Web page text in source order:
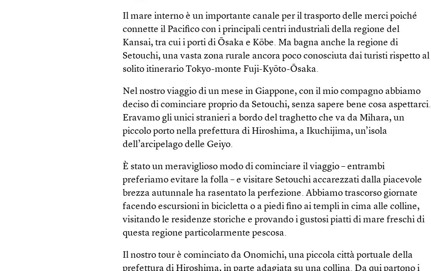
Il mare interno è un importante canale per il trasporto delle merci poiché
connette il Pacifico con i principali centri industriali della regione del
Kansai, tra cui i porti di Ōsaka e Kōbe. Ma bagna anche la regione di
Setouchi, una vasta zona rurale ancora poco conosciuta dai turisti rispetto al
solito itinerario Tokyo-monte Fuji-Kyōto-Ōsaka.
Nel nostro viaggio di un mese in Giappone, con il mio compagno abbiamo
deciso di cominciare proprio da Setouchi, senza sapere bene cosa aspettarci.
Eravamo gli unici stranieri a bordo del traghetto che va da Mihara, un
piccolo porto nella prefettura di Hiroshima, a Ikuchijima, un’isola
dell’arcipelago delle Geiyo.
È stato un meraviglioso modo di cominciare il viaggio – entrambi
preferiamo evitare la folla – e visitare Setouchi accarezzati dalla piacevole
brezza autunnale ha rasentato la perfezione. Abbiamo trascorso giornate
facendo escursioni in bicicletta o a piedi fino ai templi in cima alle colline,
visitando le residenze storiche e provando i gustosi piatti di mare freschi di
questa regione particolarmente pescosa.
Il nostro tour è cominciato da Onomichi, una piccola città portuale della
prefettura di Hiroshima, in parte adagiata su una collina. Da qui partono i